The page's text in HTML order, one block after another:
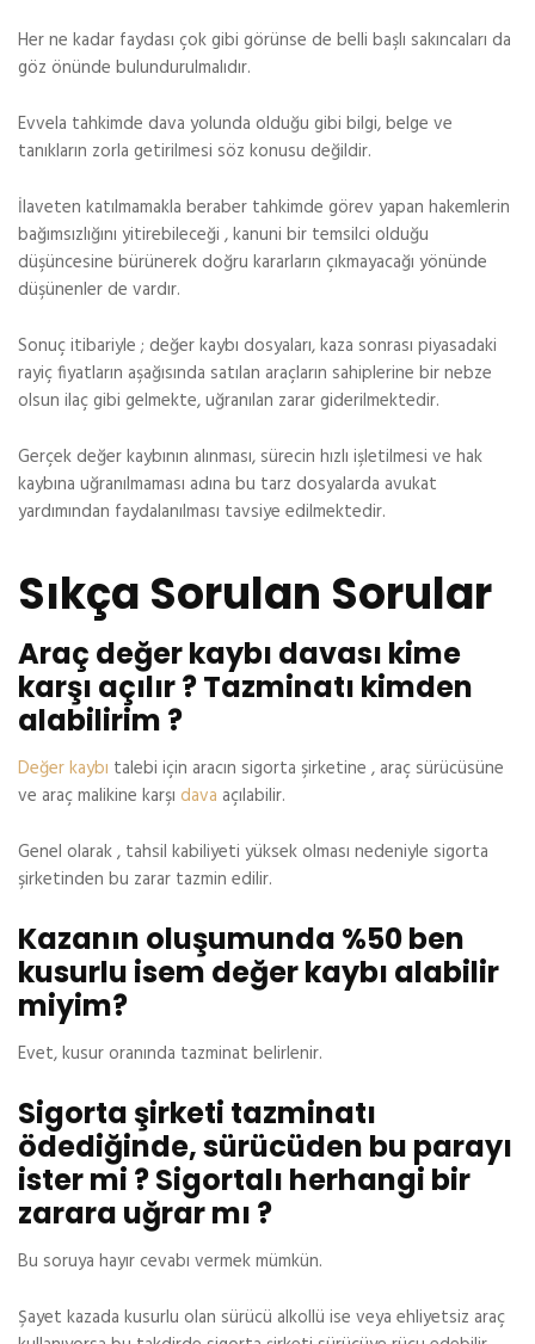
Her ne kadar faydası çok gibi görünse de belli başlı sakıncaları da
göz önünde bulundurulmalıdır.
Evvela tahkimde dava yolunda olduğu gibi bilgi, belge ve
tanıkların zorla getirilmesi söz konusu değildir.
İlaveten katılmamakla beraber tahkimde görev yapan hakemlerin
bağımsızlığını yitirebileceği , kanuni bir temsilci olduğu
düşüncesine bürünerek doğru kararların çıkmayacağı yönünde
düşünenler de vardır.
Sonuç itibariyle ; değer kaybı dosyaları, kaza sonrası piyasadaki
rayiç fiyatların aşağısında satılan araçların sahiplerine bir nebze
olsun ilaç gibi gelmekte, uğranılan zarar giderilmektedir.
Gerçek değer kaybının alınması, sürecin hızlı işletilmesi ve hak
kaybına uğranılmaması adına bu tarz dosyalarda avukat
yardımından faydalanılması tavsiye edilmektedir.
Sıkça Sorulan Sorular
Araç değer kaybı davası kime
karşı açılır ? Tazminatı kimden
alabilirim ?
Değer kaybı talebi için aracın sigorta şirketine , araç sürücüsüne
ve araç malikine karşı dava açılabilir.
Genel olarak , tahsil kabiliyeti yüksek olması nedeniyle sigorta
şirketinden bu zarar tazmin edilir.
Kazanın oluşumunda %50 ben
kusurlu isem değer kaybı alabilir
miyim?
Evet, kusur oranında tazminat belirlenir.
Sigorta şirketi tazminatı
ödediğinde, sürücüden bu parayı
ister mi ? Sigortalı herhangi bir
zarara uğrar mı ?
Bu soruya hayır cevabı vermek mümkün.
Şayet kazada kusurlu olan sürücü alkollü ise veya ehliyetsiz araç